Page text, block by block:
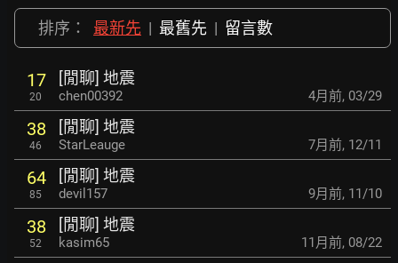
排序： 最新先 | 最舊先 | 留言數
17
20
[閒聊] 地震
chen00392 4月前, 03/29
38
46
[閒聊] 地震
StarLeauge 7月前, 12/11
64
85
[閒聊] 地震
devil157 9月前, 11/10
38
52
[閒聊] 地震
kasim65 11月前, 08/22